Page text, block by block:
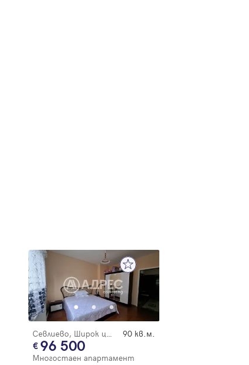
90 кв.м.
96 500
Многостаен апартамент